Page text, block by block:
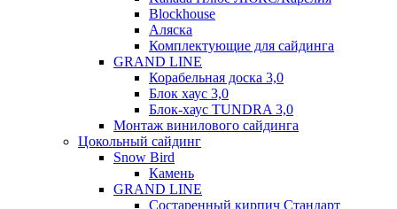
Blockhouse
Аляска
Комплектующие для сайдинга
GRAND LINE
Корабельная доска 3,0
Блок хаус 3,0
Блок-хаус TUNDRA 3,0
Монтаж винилового сайдинга
Цокольный сайдинг
Snow Bird
Камень
GRAND LINE
Состаренный кирпич Стандарт